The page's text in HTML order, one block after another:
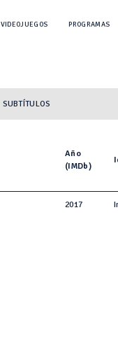
VIDEOJUEGOS PROGRAMAS
SUBTÍTULOS
Año
(IMDb)
2017